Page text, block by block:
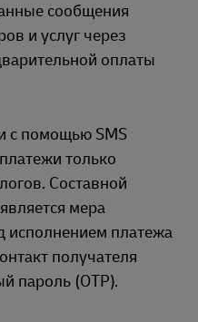
сообщения
и услуг через
оплаты
с помощью SMS
только
Составной
мера
исполнением платежа
получателя
пароль (OTP).